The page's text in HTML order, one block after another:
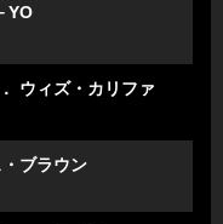
YO
ウィズ・カリファ
ブラウン